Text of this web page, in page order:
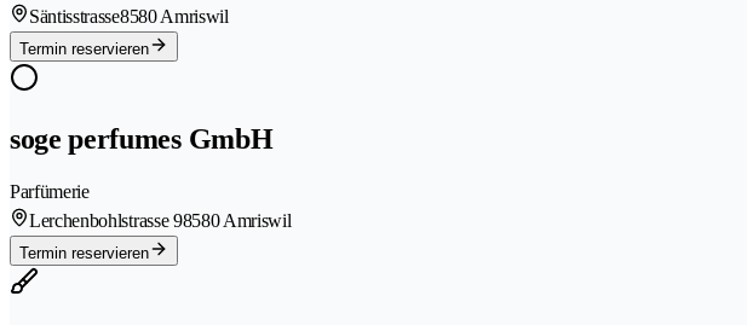
Säntisstrasse8580 Amriswil
Termin reservieren
soge perfumes GmbH
Parfümerie
Lerchenbohlstrasse 98580 Amriswil
Termin reservieren